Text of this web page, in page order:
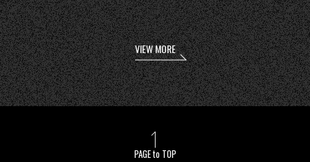
VIEW MORE
PAGE to TOP